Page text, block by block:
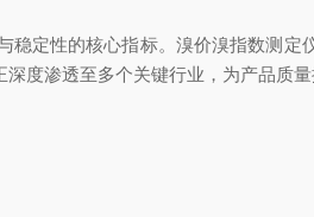
性的核心指标。溴价溴指数测定
度渗透至多个关键行业，为产品质